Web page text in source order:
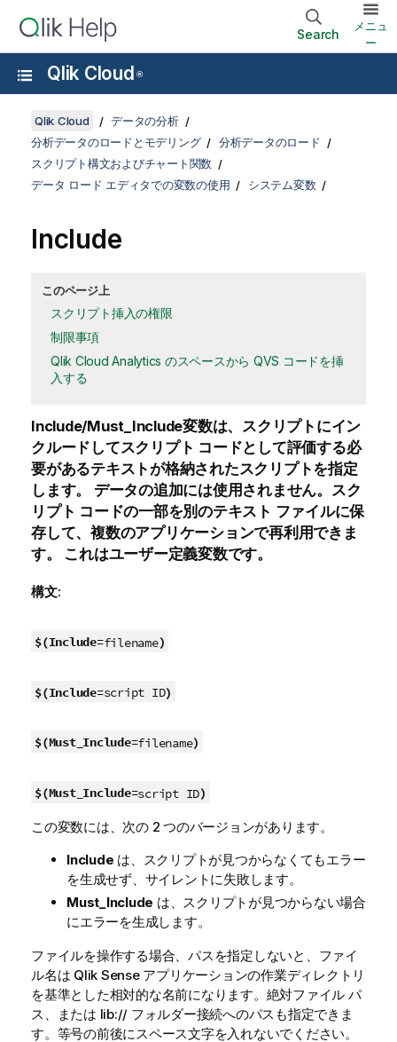
Search
メニュ
ー
Qlik Cloud ®
Qlik Cloud
データの分析
分析データのロードとモデリング
分析データのロード
スクリプト構文およびチャート関数
データ ロード エディタでの変数の使用
システム変数
Include
このページ上
スクリプト挿入の権限
制限事項
Qlik Cloud Analytics のスペースから QVS コードを挿
入する
Include/Must_Include変数は、スクリプトにイン
クルードしてスクリプト コードとして評価する必
要があるテキストが格納されたスクリプトを指定
します。
データの追加には使用されません。スク
リプト コードの一部を別のテキスト ファイルに保
存して、複数のアプリケーションで再利用できま
す。 これはユーザー定義変数です。
構文:
$(Include=filename)
$(Include=script ID)
$(Must_Include=filename)
$(Must_Include=script ID)
この変数には、次の 2 つのバージョンがあります。
Include は、スクリプトが見つからなくてもエラー
を生成せず、サイレントに失敗します。
Must_Include は、スクリプトが見つからない場合
にエラーを生成します。
ファイルを操作する場合、パスを指定しないと、ファイ
ル名は Qlik Senseアプリケーションの作業ディレクトリ
を基準とした相対的な名前になります。絶対ファイル パ
ス、または lib:// フォルダー接続へのパスも指定できま
す。等号の前後にスペース文字を入れないでください。